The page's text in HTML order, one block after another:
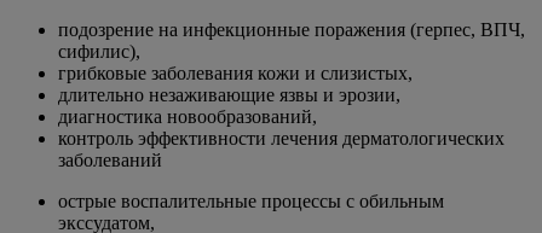
подозрение на инфекционные поражения (герпес, ВПЧ,
сифилис),
грибковые заболевания кожи и слизистых,
длительно незаживающие язвы и эрозии,
диагностика новообразований,
контроль эффективности лечения дерматологических
заболеваний
острые воспалительные процессы с обильным
экссудатом,